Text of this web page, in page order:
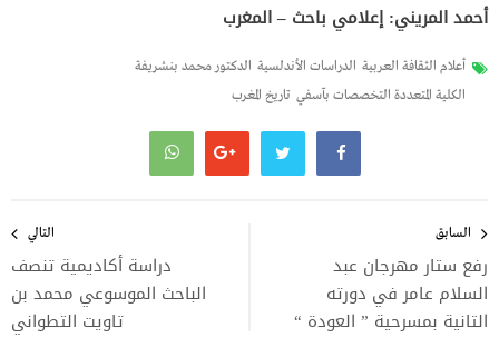
أحمد المريني: إعلامي باحث – المغرب
أعلام الثقافة العربية الدراسات الأندلسية الدكتور محمد بنشريفة
الكلية المتعددة التخصصات بآسفي تاريخ المغرب
المقالات
السابق
رفع ستار مهرجان عبد
السلام عامر في دورته
التانية بمسرحية ” العودة “
التالي
دراسة أكاديمية تنصف
الباحث الموسوعي محمد بن
تاويت التطواني